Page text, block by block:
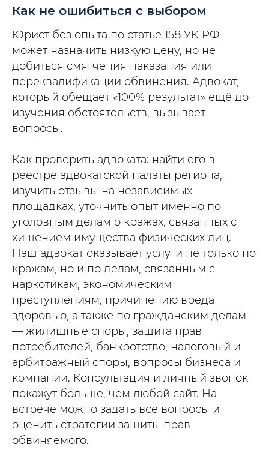
Как не ошибиться с выбором
Юрист без опыта по статье 158 УК РФ
может назначить низкую цену, но не
добиться смягчения наказания или
переквалификации обвинения. Адвокат,
который обещает «100% результат» ещё до
изучения обстоятельств, вызывает
вопросы.
Как проверить адвоката: найти его в
реестре адвокатской палаты региона,
изучить отзывы на независимых
площадках, уточнить опыт именно по
уголовным делам о кражах, связанных с
хищением имущества физических лиц.
Наш адвокат оказывает услуги не только по
кражам, но и по делам, связанным с
наркотикам, экономическим
преступлениям, причинению вреда
здоровью, а также по гражданским делам
— жилищные споры, защита прав
потребителей, банкротство, налоговый и
арбитражный споры, вопросы бизнеса и
компании. Консультация и личный звонок
покажут больше, чем любой сайт. На
встрече можно задать все вопросы и
оценить стратегии защиты прав
обвиняемого.